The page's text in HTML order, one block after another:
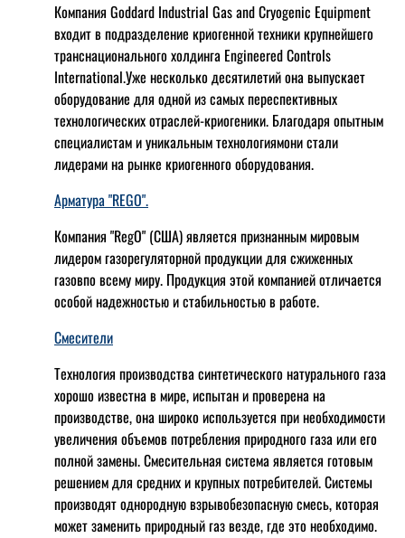
Компания Goddard Industrial Gas and Cryogenic Equipment
входит в подразделение криогенной техники крупнейшего
транснационального холдинга Engineered Controls
International.Уже несколько десятилетий она выпускает
оборудование для одной из самых переспективных
технологических отраслей-криогеники. Благодаря опытным
специалистам и уникальным технологиямони стали
лидерами на рынке криогенного оборудования.
Арматура "REGO".
Компания "RegO" (США) является признанным мировым
лидером газорегуляторной продукции для сжиженных
газовпо всему миру. Продукция этой компанией отличается
особой надежностью и стабильностью в работе.
Смесители
Технология производства синтетического натурального газа
хорошо известна в мире, испытан и проверена на
производстве, она широко используется при необходимости
увеличения объемов потребления природного газа или его
полной замены. Смесительная система является готовым
решением для средних и крупных потребителей. Системы
производят однородную взрывобезопасную смесь, которая
может заменить природный газ везде, где это необходимо.